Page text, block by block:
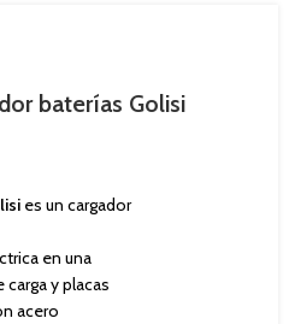
baterías Golisi
es un cargador
en una
y placas
acero